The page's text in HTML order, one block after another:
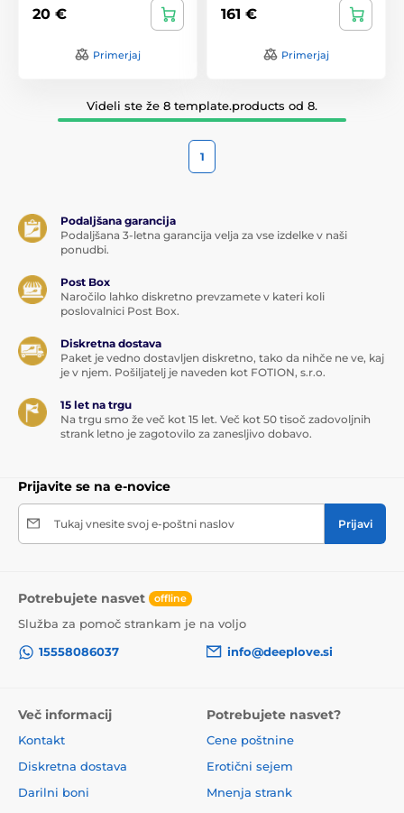
20 €
Primerjaj
161 €
Primerjaj
Videli ste že 8 template.products od 8.
1
Podaljšana garancija
Podaljšana 3-letna garancija velja za vse izdelke v naši
ponudbi.
Post Box
Naročilo lahko diskretno prevzamete v kateri koli
poslovalnici Post Box.
Diskretna dostava
Paket je vedno dostavljen diskretno, tako da nihče ne ve, kaj
je v njem. Pošiljatelj je naveden kot FOTION, s.r.o.
15 let na trgu
Na trgu smo že več kot 15 let. Več kot 50 tisoč zadovoljnih
strank letno je zagotovilo za zanesljivo dobavo.
Prijavite se na e-novice
Tukaj vnesite svoj e-poštni naslov Prijavi
Potrebujete nasvet offline
Služba za pomoč strankam je na voljo
15558086037
info@deeplove.si
Več informacij
Kontakt
Diskretna dostava
Darilni boni
Potrebujete nasvet?
Cene poštnine
Erotični sejem
Mnenja strank